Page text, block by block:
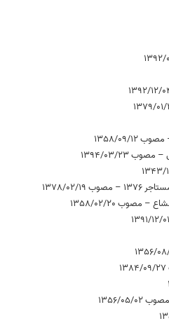
09/12
1394/03/23
02/19
1358/02/20